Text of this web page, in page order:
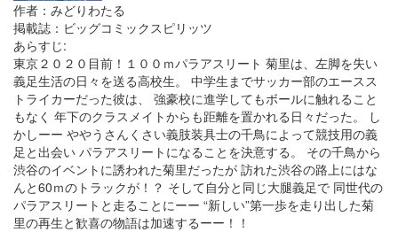
作者：みどりわたる
掲載誌：ビッグコミックスピリッツ
あらすじ:
東京２０２０目前！１００ｍパラアスリート 菊里は、左脚を失い
義足生活の日々を送る高校生。 中学生までサッカー部のエースス
トライカーだった彼は、 強豪校に進学してもボールに触れること
もなく 年下のクラスメイトからも距離を置かれる日々だった。 し
かしーー ややうさんくさい義肢装具士の千鳥によって競技用の義
足と出会い パラアスリートになることを決意する。 その千鳥から
渋谷のイベントに誘われた菊里だったが 訪れた渋谷の路上にはな
んと60ｍのトラックが！？ そして自分と同じ大腿義足で 同世代の
パラアスリートと走ることにーー “新しい”第一歩を走り出した菊
里の再生と歓喜の物語は加速するーー！！